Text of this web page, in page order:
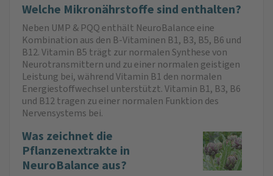
Welche Mikronährstoffe sind enthalten?
Neben UMP & PQQ enthält NeuroBalance eine
Kombination aus den B-Vitaminen B1, B3, B5, B6 und
B12. Vitamin B5 trägt zur normalen Synthese von
Neurotransmittern und zu einer normalen geistigen
Leistung bei, während Vitamin B1 den normalen
Energiestoffwechsel unterstützt. Vitamin B1, B3, B6
und B12 tragen zu einer normalen Funktion des
Nervensystems bei.
Was zeichnet die
Pflanzenextrakte in
NeuroBalance aus?